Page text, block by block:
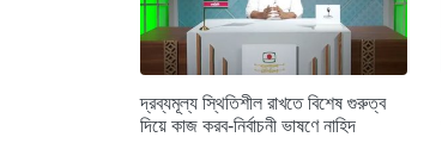
দ্রব্যমূল্য স্থিতিশীল রাখতে বিশেষ গুরুত্ব
দিয়ে কাজ করব-নির্বাচনী ভাষণে নাহিদ